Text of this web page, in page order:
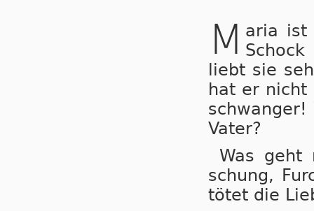
M aria ist
liebt sie
hat er nicht
schwan­ger!
Va­ter?
Was geht
schung,
tö­tet die